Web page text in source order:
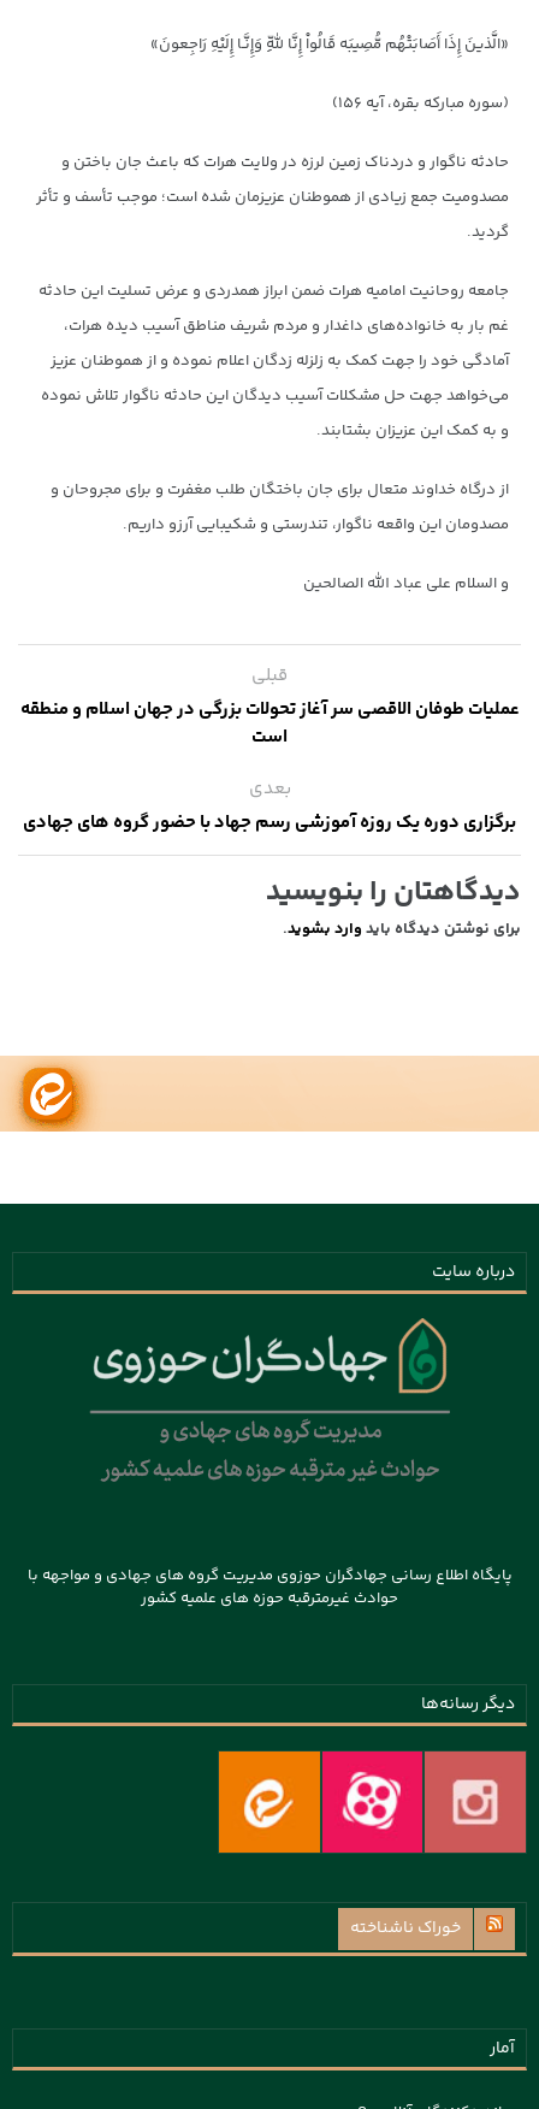
«الَّذینَ إِذَا أَصَابَتْهُم مُّصِیبَه قَالُواْ إِنَّا لِلّهِ وَإِنَّـا إِلَیْهِ رَاجِعونَ»
(سوره مبارکه بقره، آیه ۱۵۶)
حادثه ناگوار و دردناک زمین لرزه در ولایت هرات که باعث جان باختن و
مصدومیت جمع زیادی از هموطنان عزیزمان شده است؛ موجب تأسف و تأثر
گردید.
جامعه روحانیت امامیه هرات ضمن ابراز همدردی و عرض تسلیت این حادثه
غم بار به خانواده‌های داغدار و مردم شریف مناطق آسیب دیده هرات،
آمادگی خود را جهت کمک به زلزله زدگان اعلام نموده و از هموطنان عزیز
می‌خواهد جهت حل مشکلات آسیب دیدگان این حادثه ناگوار تلاش نموده
و به کمک این عزیزان بشتابند.
از درگاه خداوند متعال برای جان باختگان طلب مغفرت و برای مجروحان و
مصدومان این واقعه ناگوار، تندرستی و شکیبایی آرزو داریم.
و السلام علی عباد الله الصالحین
قبلی
عملیات طوفان الاقصی سر آغاز تحولات بزرگی در جهان اسلام و منطقه
است
بعدی
برگزاری دوره یک‌ روزه آموزشی رسم جهاد با حضور گروه های جهادی
دیدگاهتان را بنویسید
برای نوشتن دیدگاه باید وارد بشوید.
درباره سایت
پایگاه اطلاع رسانی جهادگران حوزوی مدیریت گروه های جهادی و مواجهه با
حوادث غیرمترقبه حوزه های علمیه کشور
دیگر رسانه‌ها
خوراک ناشناخته
آمار